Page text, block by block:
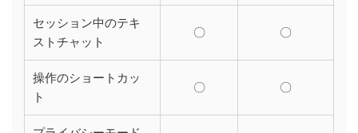
セッション中のテキ
ストチャット
〇 〇
操作のショートカッ
ト
〇 〇